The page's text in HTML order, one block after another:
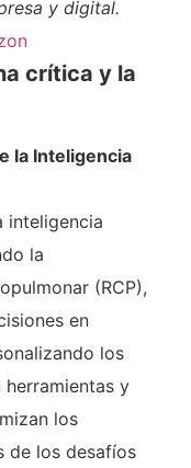
y digital.
crítica y la
la Inteligencia
inteligencia
la
(RCP),
en
los
y
los
de los desafíos